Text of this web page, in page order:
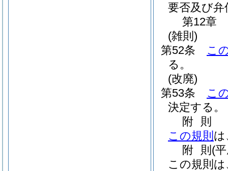
要否及び
第12章
(雑則)
第52条
こ
る。
(改廃)
第53条
こ
決定する。
附 則
この規則 は
附 則 (
この規則